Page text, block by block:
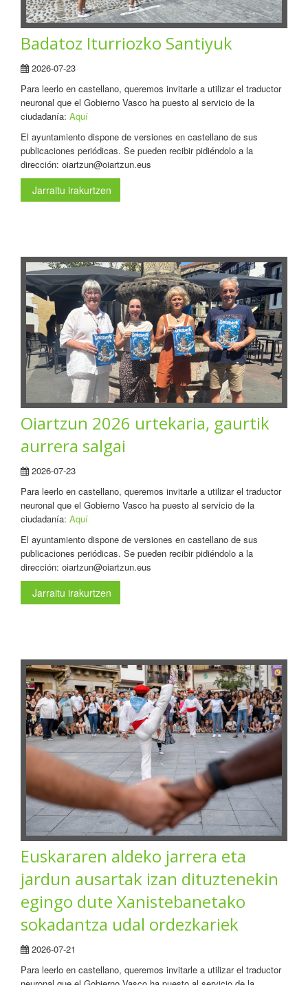
Badatoz Iturriozko Santiyuk
2026-07-23
Para leerlo en castellano, queremos invitarle a utilizar el traductor
neuronal que el Gobierno Vasco ha puesto al servicio de la
ciudadanía: Aquí
El ayuntamiento dispone de versiones en castellano de sus
publicaciones periódicas. Se pueden recibir pidiéndolo a la
dirección: oiartzun@oiartzun.eus
Jarraitu irakurtzen
Oiartzun 2026 urtekaria, gaurtik
aurrera salgai
2026-07-23
Para leerlo en castellano, queremos invitarle a utilizar el traductor
neuronal que el Gobierno Vasco ha puesto al servicio de la
ciudadanía: Aquí
El ayuntamiento dispone de versiones en castellano de sus
publicaciones periódicas. Se pueden recibir pidiéndolo a la
dirección: oiartzun@oiartzun.eus
Jarraitu irakurtzen
Euskararen aldeko jarrera eta
jardun ausartak izan dituztenekin
egingo dute Xanistebanetako
sokadantza udal ordezkariek
2026-07-21
Para leerlo en castellano, queremos invitarle a utilizar el traductor